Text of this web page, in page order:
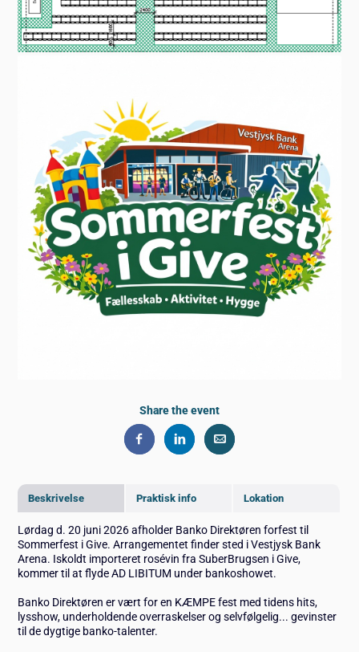
Beskrivelse Praktisk info Lokation
Lørdag d. 20 juni 2026 afholder Banko Direktøren forfest til
Sommerfest i Give. Arrangementet finder sted i Vestjysk Bank
Arena. Iskoldt importeret rosévin fra SuberBrugsen i Give,
kommer til at flyde AD LIBITUM under bankoshowet.
Banko Direktøren er vært for en KÆMPE fest med tidens hits,
lysshow, underholdende overraskelser og selvfølgelig... gevinster
til de dygtige banko-talenter.
Share the event